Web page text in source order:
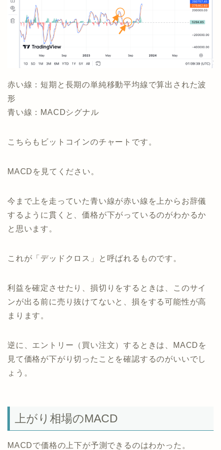
赤い線：短期と長期の単純移動平均線で算出された波
形
青い線：MACDシグナル
こちらもビットコインのチャートです。
MACDを見てください。
今まで上を走っていた青い線が赤い線を上からお辞儀
するように貫くと、価格が下がっているのがわかるか
と思います。
これが「デッドクロス」と呼ばれるものです。
利益を確定させたり、損切りをするときは、このサイ
ンが出る前に売り抜けてないと、損をする可能性が高
まります。
逆に、エントリー（買い注文）するときは、MACDを
見て価格が下がり切ったことを確認するのがいいでし
ょう。
上がり相場のMACD
MACDで価格の上下が予測できるのはわかった。